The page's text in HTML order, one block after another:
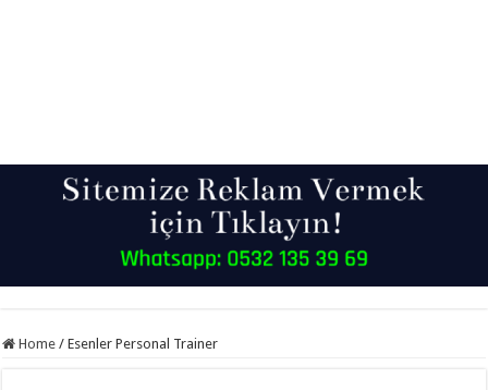
Home / Esenler Personal Trainer